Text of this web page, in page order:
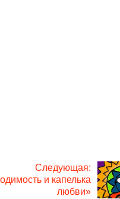
Следующая:
и капелька
любви»